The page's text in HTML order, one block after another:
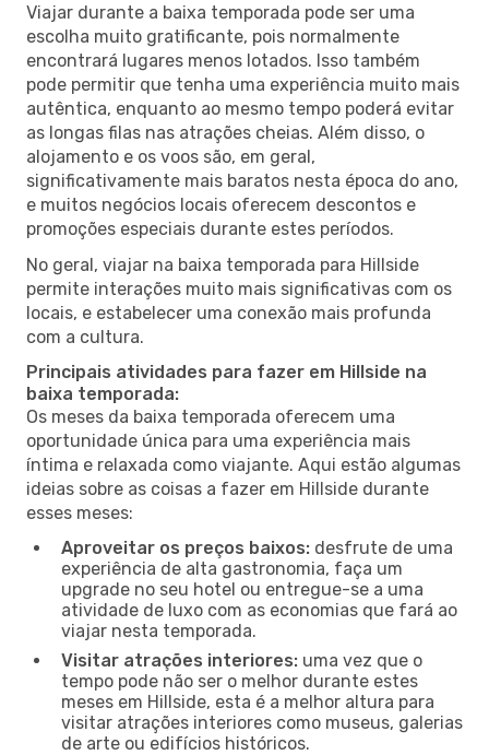
Viajar durante a baixa temporada pode ser uma
escolha muito gratificante, pois normalmente
encontrará lugares menos lotados. Isso também
pode permitir que tenha uma experiência muito mais
autêntica, enquanto ao mesmo tempo poderá evitar
as longas filas nas atrações cheias. Além disso, o
alojamento e os voos são, em geral,
significativamente mais baratos nesta época do ano,
e muitos negócios locais oferecem descontos e
promoções especiais durante estes períodos.
No geral, viajar na baixa temporada para Hillside
permite interações muito mais significativas com os
locais, e estabelecer uma conexão mais profunda
com a cultura.
Principais atividades para fazer em Hillside na
baixa temporada:
Os meses da baixa temporada oferecem uma
oportunidade única para uma experiência mais
íntima e relaxada como viajante. Aqui estão algumas
ideias sobre as coisas a fazer em Hillside durante
esses meses:
Aproveitar os preços baixos: desfrute de uma
experiência de alta gastronomia, faça um
upgrade no seu hotel ou entregue-se a uma
atividade de luxo com as economias que fará ao
viajar nesta temporada.
Visitar atrações interiores: uma vez que o
tempo pode não ser o melhor durante estes
meses em Hillside, esta é a melhor altura para
visitar atrações interiores como museus, galerias
de arte ou edifícios históricos.